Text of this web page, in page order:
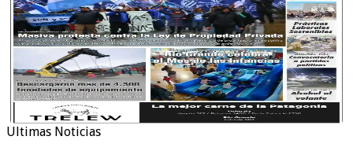
Ultimas Noticias